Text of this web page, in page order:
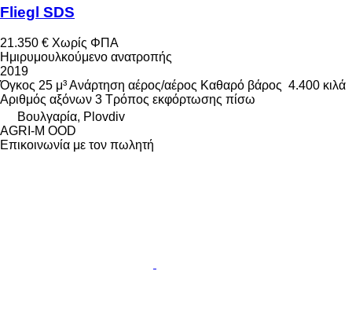
Fliegl SDS
21.350 € Χωρίς ΦΠΑ
Ημιρυμουλκούμενο ανατροπής
2019
Όγκος 25 μ³Ανάρτηση αέρος/αέρος Καθαρό βάρος 4.400 κιλά
Αριθμός αξόνων 3 Τρόπος εκφόρτωσης πίσω
Βουλγαρία, Plovdiv
AGRI-M OOD
Επικοινωνία με τον πωλητή